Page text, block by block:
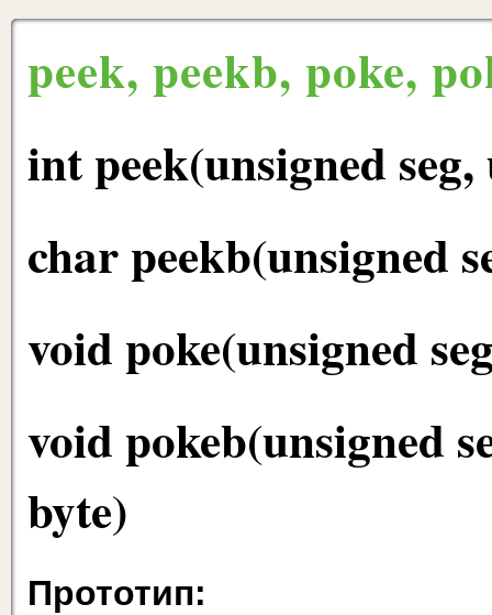
peek, peekb, poke,
int peek(unsigned
char peekb(unsigned
void poke(unsigned
void pokeb(unsigned
byte)
Прототип: